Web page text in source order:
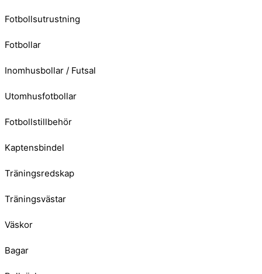
Fotbollsutrustning
Fotbollar
Inomhusbollar / Futsal
Utomhusfotbollar
Fotbollstillbehör
Kaptensbindel
Träningsredskap
Träningsvästar
Väskor
Bagar